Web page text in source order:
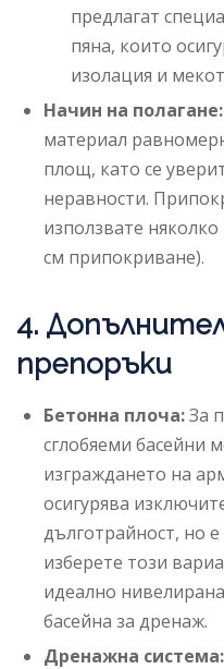
предлагат
пяна, които
изолация и
Начин на полагане:
материал
площ, като се
неравности.
използвате
см припокриване).
4.
препоръки
Бетонна плоча:За
сглобяеми басейни
изграждането на
осигурява
дълготрайност, но
изберете този
идеално
басейна за дренаж.
Дренажна система: